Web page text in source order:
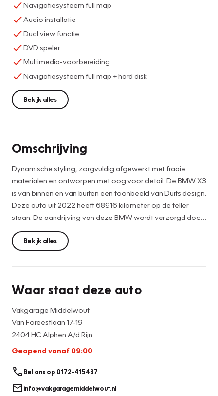
Navigatiesysteem full map
Audio installatie
Dual view functie
DVD speler
Multimedia-voorbereiding
Navigatiesysteem full map + hard disk
Bekijk alles
Omschrijving
Dynamische styling, zorgvuldig afgewerkt met fraaie
materialen en ontworpen met oog voor detail. De BMW X3
is van binnen en van buiten een toonbeeld van Duits design.
Deze auto uit 2022 heeft 68916 kilometer op de teller
staan. De aandrijving van deze BMW wordt verzorgd door
een viercilinder benzinemotor en een automatische
transmissie. De luxe van het lederen interieur,
gecombineerd met het gemak van het elektrisch bediende
uitvoering. De verwarmbare voorstoelen zijn een weldaad
niet alleen de looks, maar bewijzen ook hun functie als u
wat meer vraagt in de uitdagende bochten. In deze BMW
profiteert u onder andere ook van: 20 inch lichtmetalen
velgen, LED-koplampen, warmtewerend glas, in delen
verstelbare lendensteun.
Bekijk alles
Waar staat deze auto
Vakgarage Middelwout
Van Foreestlaan 17-19
2404 HC Alphen A/d Rijn
Geopend vanaf 09:00
Bel ons op 0172-415487
info@vakgaragemiddelwout.nl